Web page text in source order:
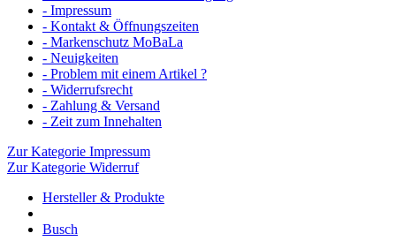
- Impressum
- Kontakt & Öffnungszeiten
- Markenschutz MoBaLa
- Neuigkeiten
- Problem mit einem Artikel ?
- Widerrufsrecht
- Zahlung & Versand
- Zeit zum Innehalten
Zur Kategorie Impressum
Zur Kategorie Widerruf
Hersteller & Produkte
Busch